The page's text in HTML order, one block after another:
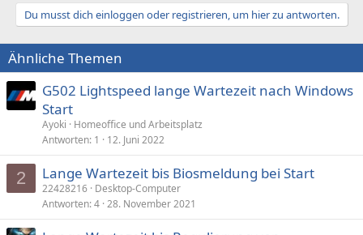
Du musst dich einloggen oder registrieren, um hier zu antworten.
Ähnliche Themen
G502 Lightspeed lange Wartezeit nach Windows
Start
Ayoki
Homeoffice und Arbeitsplatz
Antworten 1 12. Juni 2022
2 Lange Wartezeit bis Biosmeldung bei Start
22428216 Desktop-Computer
Antworten 4 28. November 2021